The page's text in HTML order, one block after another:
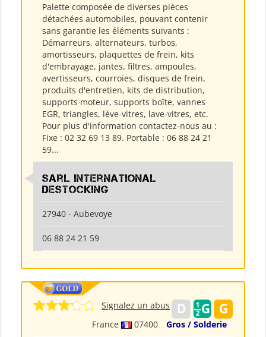
Palette composée de diverses pièces
détachées automobiles, pouvant contenir
sans garantie les éléments suivants :
Démarreurs, alternateurs, turbos,
amortisseurs, plaquettes de frein, kits
d'embrayage, jantes, filtres, ampoules,
avertisseurs, courroies, disques de frein,
produits d'entretien, kits de distribution,
supports moteur, supports boîte, vannes
EGR, triangles, lève-vitres, lave-vitres, etc.
Pour plus d'information contactez-nous au :
Fixe : 02 32 69 13 89. Portable : 06 88 24 21
59...
Sarl International
Destocking
27940 - Aubevoye
06 88 24 21 59
France 07400 Gros / Solderie
Signalez un abus